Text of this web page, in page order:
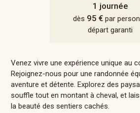
1 journée
dès 95 €par
départ garanti
Venez vivre une expérience unique au
Rejoignez-nous pour une randonnée
aventure et détente. Explorez des
souffle tout en montant à cheval, et
la beauté des sentiers cachés.